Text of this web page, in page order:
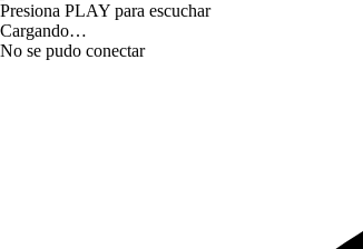
Presiona PLAY para escuchar
Cargando…
No se pudo conectar